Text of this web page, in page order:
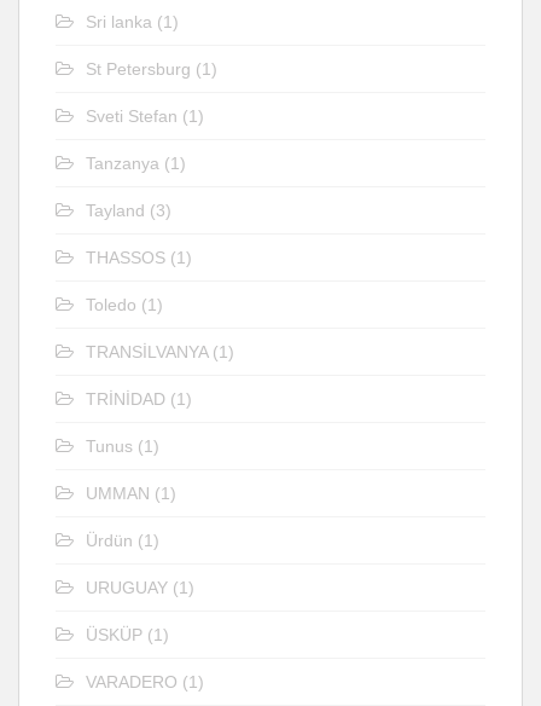
Sri lanka (1)
St Petersburg (1)
Sveti Stefan (1)
Tanzanya (1)
Tayland (3)
THASSOS (1)
Toledo (1)
TRANSİLVANYA(1)
TRİNİDAD (1)
Tunus (1)
UMMAN (1)
Ürdün (1)
URUGUAY (1)
ÜSKÜP (1)
VARADERO (1)